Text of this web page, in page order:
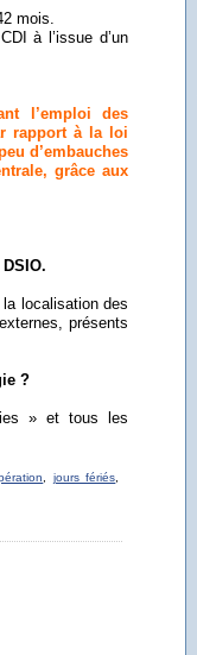
mois.
à l’issue d’un
l’emploi des
rapport à la loi
d’embauches
grâce aux
localisation des
présents
?
» et tous les
jours fériés